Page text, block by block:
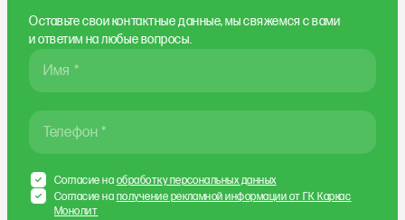
Оставьте свои контактные данные, мы свяжемсяс вами
и ответим на любые вопросы.
Имя *
Телефон *
Согласие на обработку персональных данных
Согласие на получение рекламной информации от ГК Каркас
Монолит